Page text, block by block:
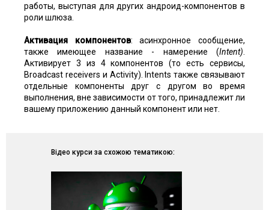
работы, выступая для других андроид-компонентов в
роли шлюза.
Активация компонентов: асинхронное сообщение,
также имеющее название - намерение (Intent)
Активирует 3 из 4 компонентов (то есть сервисы,
Broadcast receivers и Activity). Intents также связывают
отдельные компоненты друг с другом во время
выполнения, вне зависимости от того, принадлежит ли
вашему приложению данный компонент или нет.
Відео курси за схожою тематикою: